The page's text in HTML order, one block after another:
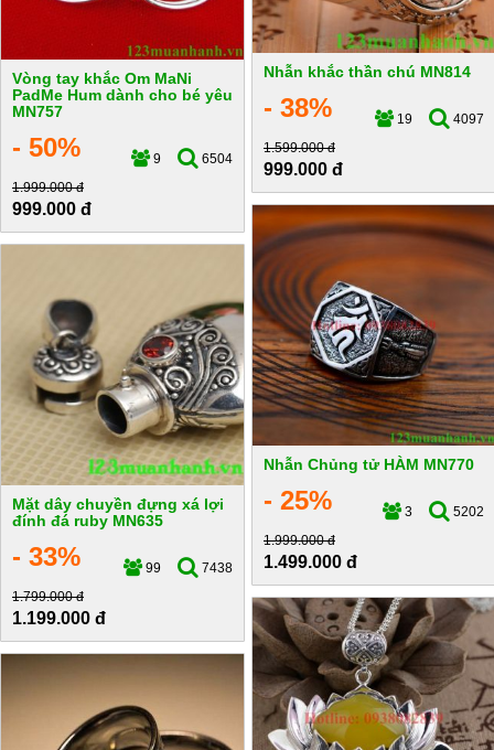
Nhẫn khắc thần chú MN814
- 38% 19
4097
1.599.000 đ
999.000 đ
Vòng tay khắc Om MaNi
PadMe Hum dành cho bé yêu
MN757
- 50% 9
6504
1.999.000 đ
999.000 đ
Nhẫn Chủng tử HÀM MN770
- 25% 3
5202
1.999.000 đ
1.499.000 đ
Mặt dây chuyền đựng xá lợi
đính đá ruby MN635
- 33% 99
7438
1.799.000 đ
1.199.000 đ